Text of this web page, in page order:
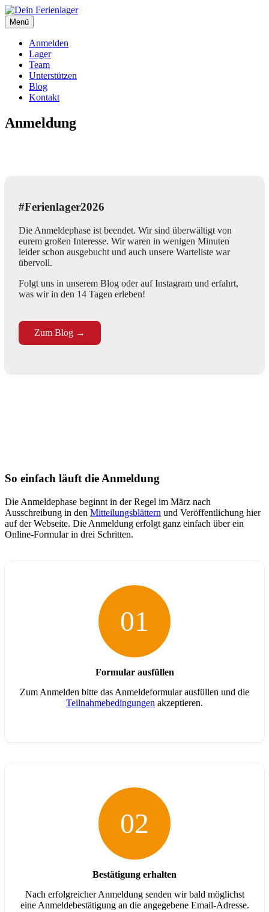
Zum
Inhalt
springen
Dein Ferienlager
Die Ferienfreizeit der Seelsorgeeinheit Immendingen-Möhringen
Menü
Anmelden
Lager
Team
Unterstützen
Blog
Kontakt
Anmeldung
#Ferienlager2026
Die Anmeldephase ist beendet. Wir sind überwältigt von
eurem großen Interesse. Wir waren in wenigen Minuten
leider schon ausgebucht und auch unsere Warteliste war
übervoll.
Folgt uns in unserem Blog oder auf Instagram und erfahrt,
was wir in den 14 Tagen erleben!
Zum Blog →
So einfach läuft die Anmeldung
Die Anmeldephase beginnt in der Regel im März nach
Ausschreibung in den Mitteilungsblättern und Veröffentlichung hier
auf der Webseite. Die Anmeldung erfolgt ganz einfach über ein
Online-Formular in drei Schritten.
01
Formular ausfüllen
Zum Anmelden bitte das Anmeldeformular ausfüllen und die
Teilnahmebedingungen akzeptieren.
02
Bestätigung erhalten
Nach erfolgreicher Anmeldung senden wir bald möglichst
eine Anmeldebestätigung an die angegebene Email-Adresse.